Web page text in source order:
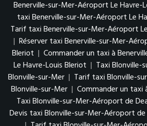
Benerville-sur-Mer-Aéroport Le Havre-
taxi Benerville-sur-Mer-Aéroport Le
Tarif taxi Benerville-sur-Mer-Aéroport
| Réserver taxi Benerville-sur-Mer-
Bleriot | Commander un taxi à
Le Havre-Louis Bleriot | Taxi Blonville-
Blonville-sur-Mer | Tarif taxi Blonville-
Blonville-sur-Mer | Commander un taxi
Taxi Blonville-sur-Mer-Aéroport de
Devis taxi Blonville-sur-Mer-Aéroport